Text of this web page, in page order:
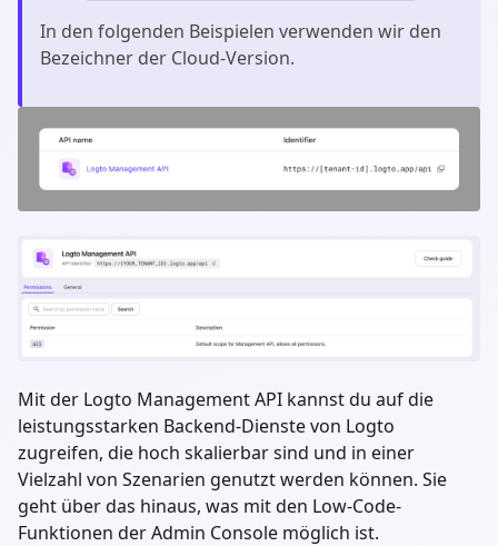
In den folgenden Beispielen verwenden wir den
Bezeichner der Cloud-Version.
Mit der Logto Management API kannst du auf die
leistungsstarken Backend-Dienste von Logto
zugreifen, die hoch skalierbar sind und in einer
Vielzahl von Szenarien genutzt werden können. Sie
geht über das hinaus, was mit den Low-Code-
Funktionen der Admin Console möglich ist.